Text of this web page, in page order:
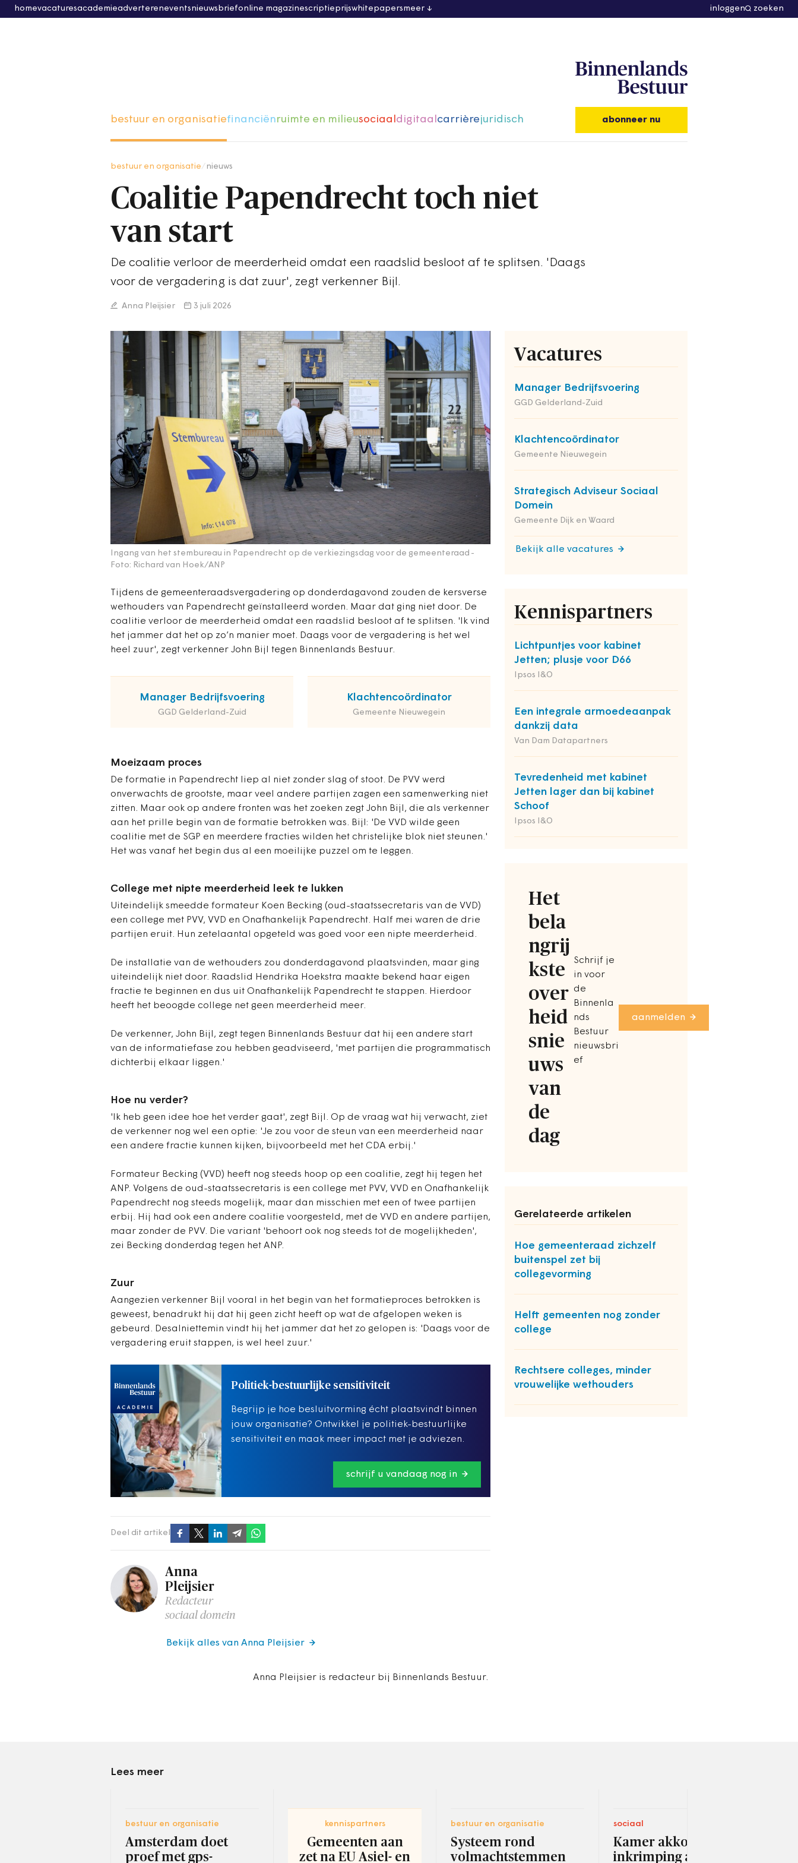
homevacaturesacademieadvertereneventsnieuwsbriefonline magazinescriptieprijswhitepapersmeer inloggen zoeken
bestuur en organisatiefinanciënruimte en milieusociaaldigitaalcarrièrejuridisch abonneer nu
bestuur en organisatie nieuws
Coalitie Papendrecht toch niet
van start
De coalitie verloor de meerderheid omdat een raadslid besloot af te splitsen. 'Daags
voor de vergadering is dat zuur', zegt verkenner Bijl.
Anna Pleijsier 3 juli 2026
Ingang van het stembureau in Papendrecht op de verkiezingsdag voor de gemeenteraad -
Foto: Richard van Hoek/ANP
Tijdens de gemeenteraadsvergadering op donderdagavond zouden de kersverse
wethouders van Papendrecht geïnstalleerd worden. Maar dat ging niet door. De
coalitie verloor de meerderheid omdat een raadslid besloot af te splitsen. 'Ik vind
het jammer dat het op zo’n manier moet. Daags voor de vergadering is het wel
heel zuur', zegt verkenner John Bijl tegen Binnenlands Bestuur.
Manager Bedrijfsvoering
GGD Gelderland-Zuid
Klachtencoördinator
Gemeente Nieuwegein
Moeizaam proces
De formatie in Papendrecht liep al niet zonder slag of stoot. De PVV werd
onverwachts de grootste, maar veel andere partijen zagen een samenwerking niet
zitten. Maar ook op andere fronten was het zoeken zegt John Bijl, die als verkenner
aan het prille begin van de formatie betrokken was. Bijl: 'De VVD wilde geen
coalitie met de SGP en meerdere fracties wilden het christelijke blok niet steunen.'
Het was vanaf het begin dus al een moeilijke puzzel om te leggen.
Vacatures
Manager Bedrijfsvoering
GGD Gelderland-Zuid
Klachtencoördinator
Gemeente Nieuwegein
Strategisch Adviseur Sociaal
Domein
Gemeente Dijk en Waard
Bekijk alle vacatures
Kennispartners
Lichtpuntjes voor kabinet
Jetten; plusje voor D66
Ipsos I&O
Een integrale armoedeaanpak
dankzij data
Van Dam Datapartners
Tevredenheid met kabinet
Jetten lager dan bij kabinet
Schoof
Ipsos I&O
Het
bela
ngrij
kste
over
heid
snie
uws
van
de
dag
Schrijf je
in voor
de
Binnenla
nds
Bestuur
nieuwsbri
ef
aanmelden
Gerelateerde artikelen
Hoe gemeenteraad zichzelf
buitenspel zet bij
collegevorming
Helft gemeenten nog zonder
college
Rechtsere colleges, minder
vrouwelijke wethouders
College met nipte meerderheid leek te lukken
Uiteindelijk smeedde formateur Koen Becking (oud-staatssecretaris van de VVD)
een college met PVV, VVD en Onafhankelijk Papendrecht. Half mei waren de drie
partijen eruit. Hun zetelaantal opgeteld was goed voor een nipte meerderheid.
De installatie van de wethouders zou donderdagavond plaatsvinden, maar ging
uiteindelijk niet door. Raadslid Hendrika Hoekstra maakte bekend haar eigen
fractie te beginnen en dus uit Onafhankelijk Papendrecht te stappen. Hierdoor
heeft het beoogde college net geen meerderheid meer.
De verkenner, John Bijl, zegt tegen Binnenlands Bestuur dat hij een andere start
van de informatiefase zou hebben geadviseerd, 'met partijen die programmatisch
dichterbij elkaar liggen.'
Hoe nu verder?
'Ik heb geen idee hoe het verder gaat', zegt Bijl. Op de vraag wat hij verwacht, ziet
de verkenner nog wel een optie: 'Je zou voor de steun van een meerderheid naar
een andere fractie kunnen kijken, bijvoorbeeld met het CDA erbij.'
Formateur Becking (VVD) heeft nog steeds hoop op een coalitie, zegt hij tegen het
ANP. Volgens de oud-staatssecretaris is een college met PVV, VVD en Onafhankelijk
Papendrecht nog steeds mogelijk, maar dan misschien met een of twee partijen
erbij. Hij had ook een andere coalitie voorgesteld, met de VVD en andere partijen,
maar zonder de PVV. Die variant 'behoort ook nog steeds tot de mogelijkheden',
zei Becking donderdag tegen het ANP.
Zuur
Aangezien verkenner Bijl vooral in het begin van het formatieproces betrokken is
geweest, benadrukt hij dat hij geen zicht heeft op wat de afgelopen weken is
gebeurd. Desalniettemin vindt hij het jammer dat het zo gelopen is: 'Daags voor de
vergadering eruit stappen, is wel heel zuur.'
Politiek-bestuurlijke sensitiviteit
Begrijp je hoe besluitvorming écht plaatsvindt binnen
jouw organisatie? Ontwikkel je politiek-bestuurlijke
sensitiviteit en maak meer impact met je adviezen.
schrijf u vandaag nog in
Deel dit artikel
Anna
Pleijsier
Redacteur
sociaal domein
Anna Pleijsier is redacteur bij Binnenlands Bestuur.
Bekijk alles van Anna Pleijsier
Lees meer
bestuur en organisatie
Amsterdam doet
proef met gps-
kennispartners
Gemeenten aan
zet na EU Asiel- en
bestuur en organisatie
Systeem rond
volmachtstemmen
sociaal
Kamer akkoord met
inkrimping aantal